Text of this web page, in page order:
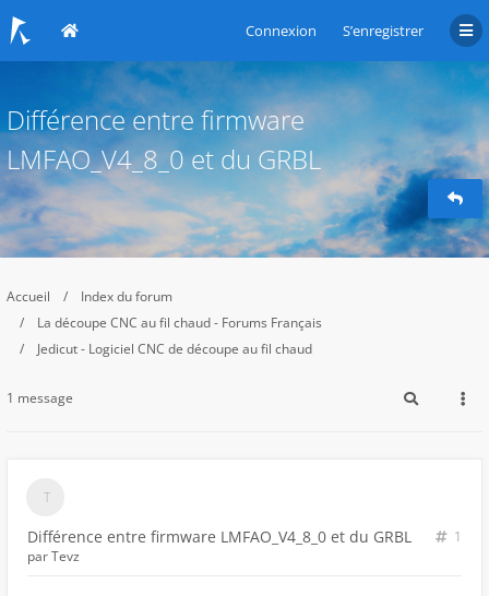
Connexion S’enregistrer
Différence entre firmware
LMFAO_V4_8_0 et du GRBL
Accueil
Index du forum
La découpe CNC au fil chaud - Forums Français
Jedicut - Logiciel CNC de découpe au fil chaud
1 message
Différence entre firmware LMFAO_V4_8_0 et du GRBL
1
parTevz